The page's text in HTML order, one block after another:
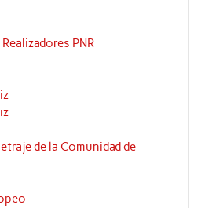
PNR
de la Comunidad de